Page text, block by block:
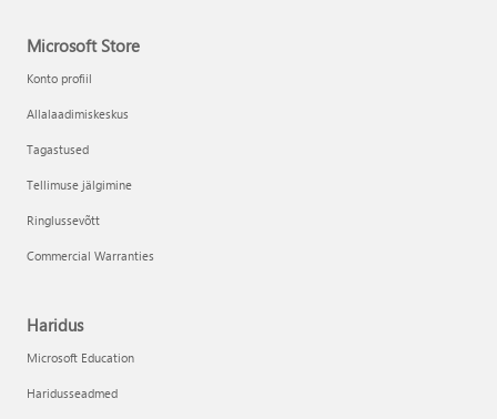
Microsoft Store
Konto profiil
Allalaadimiskeskus
Tagastused
Tellimuse jälgimine
Ringlussevõtt
Commercial Warranties
Haridus
Microsoft Education
Haridusseadmed